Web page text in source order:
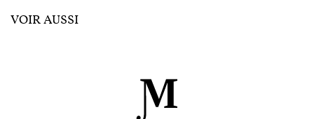
VOIR AUSSI